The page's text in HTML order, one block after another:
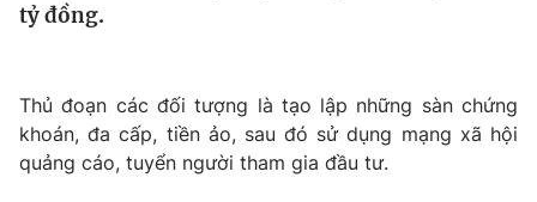
Tin tức
Câu chuyện quốc tế
Kinh tế
Thị trường
Góc doanh nghiệp
Dữ liệu và đời sống
Truyền hình
tỷ đồng.
Thủ đoạn các đối tượng là tạo lập những sàn chứng
khoán, đa cấp, tiền ảo, sau đó sử dụng mạng xã hội
quảng cáo, tuyển người tham gia đầu tư.